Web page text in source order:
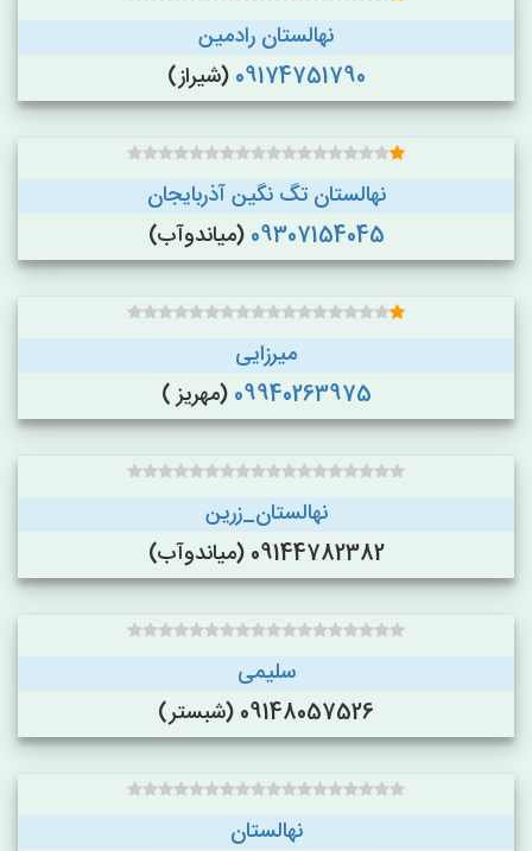
نهالستان رادمین
09174751790 (شیراز)
نهالستان تگ نگین آذربایجان
09307154045 (میاندوآب)
میرزایی
09940263975 (مهریز )
نهالستان_زرین
09144782382 (میاندوآب)
سلیمی
09148057526 (شبستر)
نهالستان